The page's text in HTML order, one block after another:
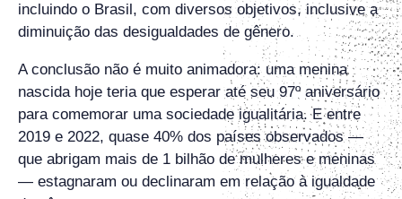
incluindo o Brasil, com diversos objetivos, inclusive a
diminuição das desigualdades de gênero.
A conclusão não é muito animadora: uma menina
nascida hoje teria que esperar até seu 97º aniversário
para comemorar uma sociedade igualitária. E entre
2019 e 2022, quase 40% dos países observados —
que abrigam mais de 1 bilhão de mulheres e meninas
— estagnaram ou declinaram em relação à igualdade